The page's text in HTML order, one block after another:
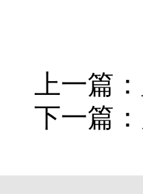
上一篇：
下一篇：